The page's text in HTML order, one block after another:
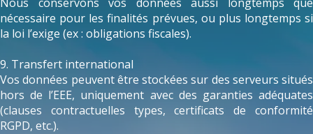
nécessaire pour les finalités prévues, ou plus longtemps si
la loi l’exige (ex : obligations fiscales).
9. Transfert international
Vos données peuvent être stockées sur des serveurs situés
hors de l’EEE, uniquement avec des garanties adéquates
(clauses contractuelles types, certificats de conformité
RGPD, etc.).